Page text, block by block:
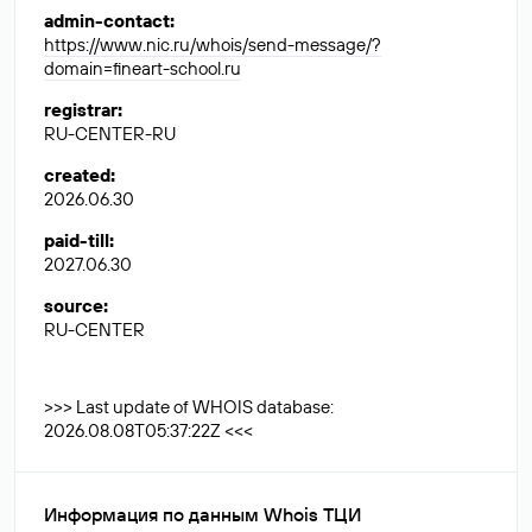
admin-contact:
https://www.nic.ru/whois/send-message/?
domain=fineart-school.ru
registrar:
RU-CENTER-RU
created:
2026.06.30
paid-till:
2027.06.30
source:
RU-CENTER
>>> Last update of WHOIS database:
2026.08.08T05:37:22Z <<<
Информация по данным Whois ТЦИ